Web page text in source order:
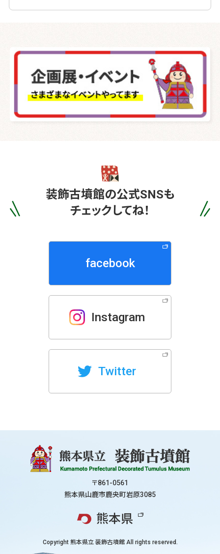
装飾古墳館の公式SNSも
チェックしてね！
facebook
Instagram
Twitter
〒861-0561
熊本県山鹿市鹿央町岩原3085
熊本県
Copyright熊本県立 装飾古墳館 All rights reserved.